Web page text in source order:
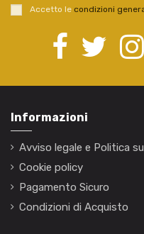
Accetto le condizioni
Informazioni
Avviso legale e Politica
Cookie policy
Pagamento Sicuro
Condizioni di Acquisto